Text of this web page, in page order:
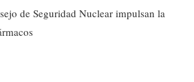
de Seguridad Nuclear impulsan la